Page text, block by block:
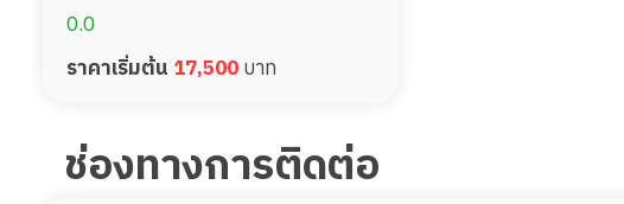
0.0
ราคาเริ่มต้น 17,500บาท
ช่องทางการติดต่อ